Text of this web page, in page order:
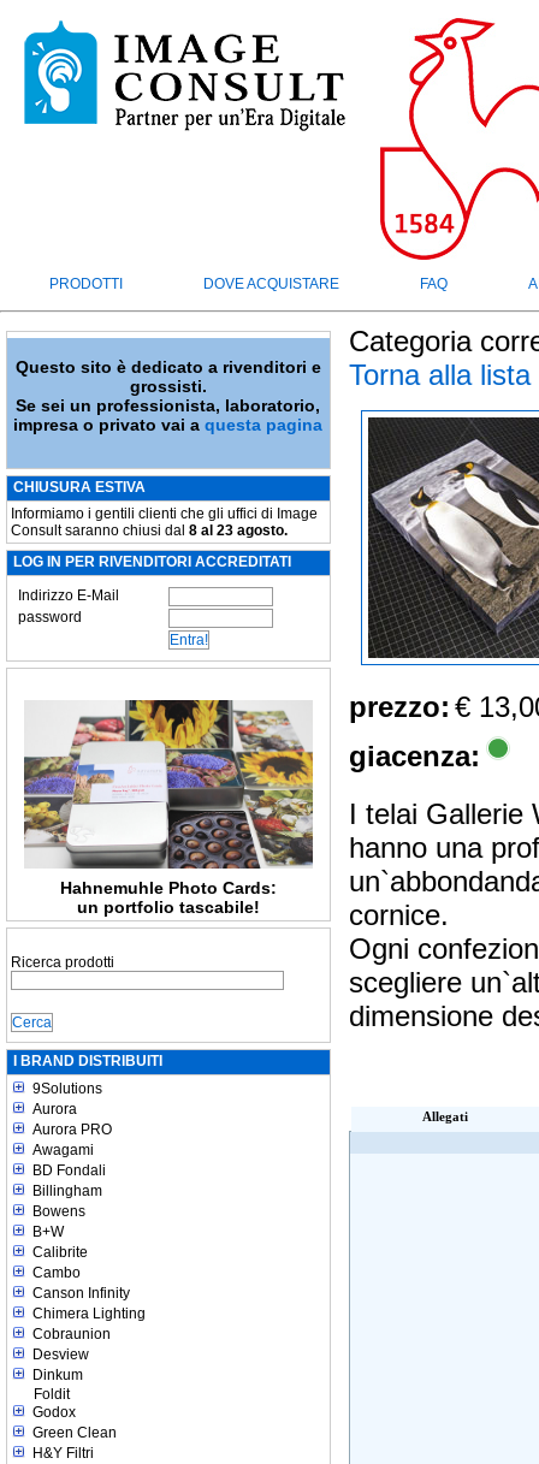
PRODOTTI DOVE ACQUISTARE FAQ
Questo sito è dedicato a rivenditori e
grossisti.
Se sei un professionista, laboratorio,
impresa o privato vai aquesta pagina
CHIUSURA ESTIVA
Informiamo i gentili clienti che gli uffici di Image
Consult saranno chiusi dal 8 al 23 agosto.
LOG IN PER RIVENDITORI ACCREDITATI
Indirizzo E-Mail
password
Hahnemuhle Photo Cards:
un portfolio tascabile!
Ricerca prodotti
I BRAND DISTRIBUITI
9Solutions
Aurora
Aurora PRO
Awagami
BD Fondali
Billingham
Bowens
B+W
Calibrite
Cambo
Canson Infinity
Chimera Lighting
Cobraunion
Desview
Dinkum
Foldit
Godox
Green Clean
H&Y Filtri
Categoria
Torna alla lista
prezzo: €
giacenza:
I telai Gallerie
hanno una
cornice.
Ogni
scegliere
dimensione
Allegati